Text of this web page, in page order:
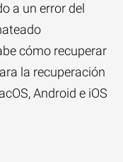
a un error del
cómo recuperar
la recuperación
Android e iOS